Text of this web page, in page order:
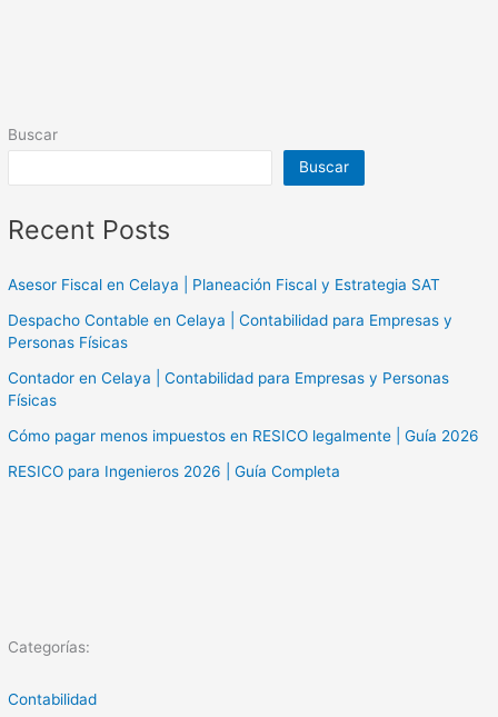
Buscar
Buscar
Recent Posts
Asesor Fiscal en Celaya | Planeación Fiscal y Estrategia SAT
Despacho Contable en Celaya | Contabilidad para Empresas y
Personas Físicas
Contador en Celaya | Contabilidad para Empresas y Personas
Físicas
Cómo pagar menos impuestos en RESICO legalmente | Guía 2026
RESICO para Ingenieros 2026 | Guía Completa
Categorías:
Contabilidad